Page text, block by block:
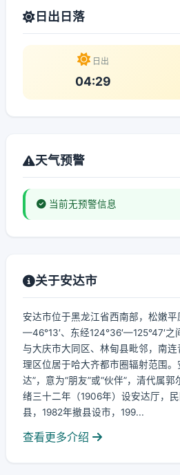
日出日落
日出
04:29
天气预警
当前无预警信息
关于安达市
安达市位于黑龙江省西南部，松嫩
—46°13′、东经124°36′—125°47′
与大庆市大同区、林甸县毗邻，南
理区位居于哈大齐都市圈辐射范围。
达”，意为“朋友”或“伙伴”，清代属
绪三十二年（1906年）设安达厅，
县，1982年撤县设市，199...
查看更多介绍